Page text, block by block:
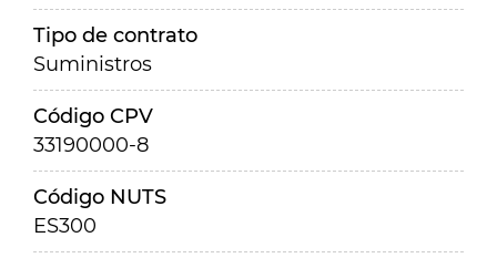
Tipo de contrato
Suministros
Código CPV
33190000-8
Código NUTS
ES300